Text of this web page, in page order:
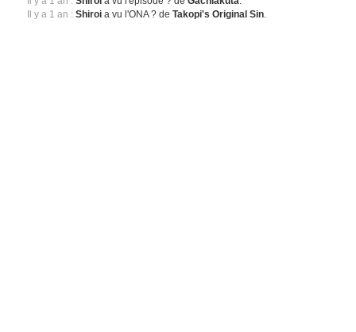
Il y a 1 an : Shiroi a vu l'ONA ? deTakopi's Original Sin.